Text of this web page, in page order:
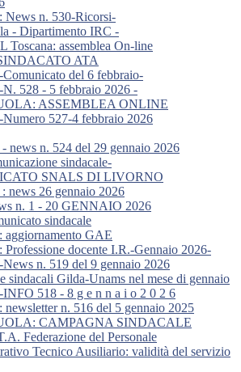
n. 530-Ricorsi-
- Dipartimento IRC -
Toscana: assemblea On-line
ATA
del 6 febbraio-
528 - 5 febbraio 2026 -
ASSEMBLEA ONLINE
527-4 febbraio 2026
news n. 524 del 29 gennaio 2026
sindacale-
SNALS DI LIVORNO
news 26 gennaio 2026
n. 1 - 20 GENNAIO 2026
sindacale
GAE
docente I.R.-Gennaio 2026-
n. 519 del 9 gennaio 2026
sindacali Gilda-Unams nel mese di gennaio
518 - 8 g e n n a i o 2 0 2 6
n. 516 del 5 gennaio 2025
CAMPAGNA SINDACALE
Federazione del Personale
Tecnico Ausiliario: validità del servizio